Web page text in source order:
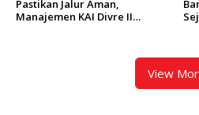
Pastikan Jalur Aman,
Manajemen KAI Divre II
View